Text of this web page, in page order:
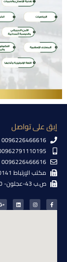
إبق على تواصل
0096226466616
0096226466616
مكتب الإرتباط 0096265660141
ص.ب 43-عجلون- 26810 الأردن